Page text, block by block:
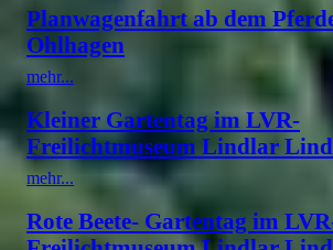
Planwagenfahrt ab dem
Ohlhagen
mehr...
Kleiner Gartentag im LVR-
Freilichtmuseum Lindlar
mehr...
Rote Beete- Gartentag im